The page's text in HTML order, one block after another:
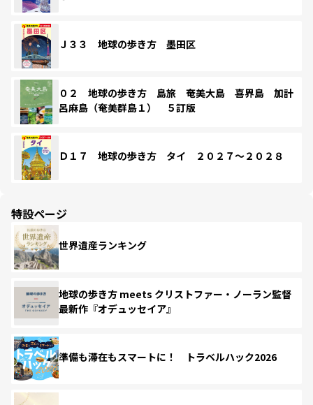
Ｊ３３ 地球の歩き方 墨田区
０２ 地球の歩き方 島旅 奄美大島 喜界島 加計
呂麻島（奄美群島１） ５訂版
Ｄ１７ 地球の歩き方 タイ ２０２７～２０２８
特設ページ
世界遺産ランキング
地球の歩き方 meets クリストファー・ノーラン監督
最新作『オデュッセイア』
準備も滞在もスマートに！ トラベルハック2026